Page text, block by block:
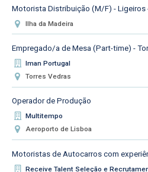
Motorista Distribuição (M/F) - Ligeiros
Ilha da Madeira
Empregado/a de Mesa (Part-time) -
Iman Portugal
Torres Vedras
Operador de Produção
Multitempo
Aeroporto de Lisboa
Motoristas de Autocarros com
Receive Talent Seleção e